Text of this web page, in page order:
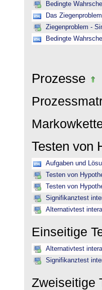
Bedingte
Das
Ziegenproblem -
Bedingte
Prozesse
Testen von
Aufgaben und
Testen von
Testen von
Signifikanztest
Alternativtest
Einseitige
Alternativtest
Signifikanztest
Zweiseitige